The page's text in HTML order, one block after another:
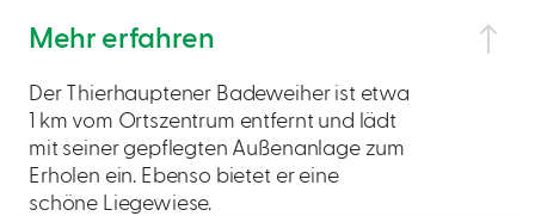
Mehr erfahren
Der Thierhauptener Badeweiher ist etwa
1 km vom Ortszentrum entfernt und lädt
mit seiner gepflegten Außenanlage zum
Erholen ein. Ebenso bietet er eine
schöne Liegewiese.